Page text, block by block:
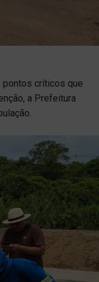
pontos críticos que
a Prefeitura